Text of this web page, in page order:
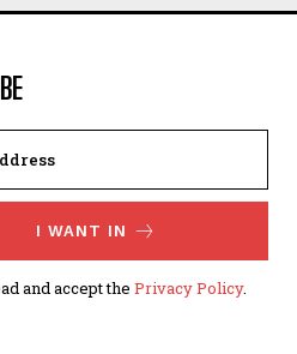
I WANT IN
and accept the Privacy Policy.